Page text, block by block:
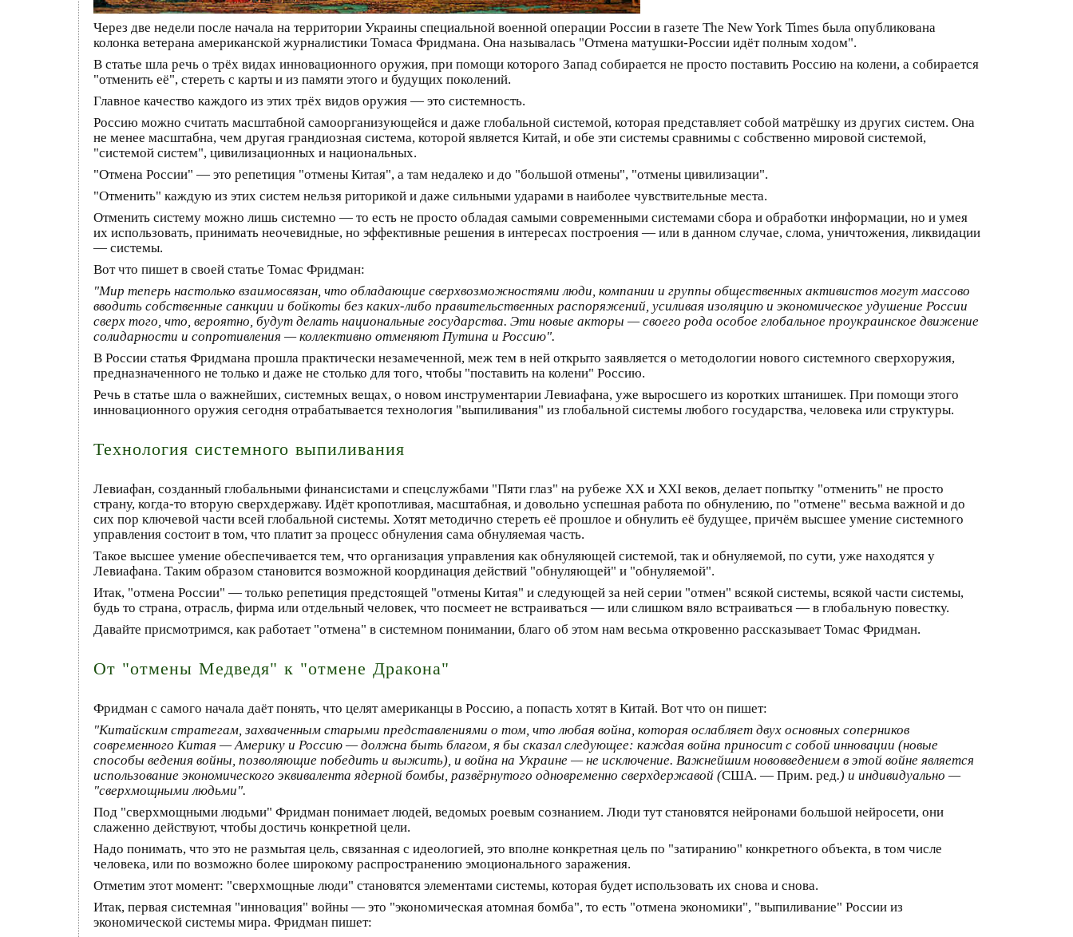
Через две недели после начала на территории Украины специальной военной операции России в газете The New York Times была опубликована
колонка ветерана американской журналистики Томаса Фридмана. Она называлась "Отмена матушки-России идёт полным ходом".
В статье шла речь о трёх видах инновационного оружия, при помощи которого Запад собирается не просто поставить Россию на колени, а собирается
"отменить её", стереть с карты и из памяти этого и будущих поколений.
Главное качество каждого из этих трёх видов оружия — это системность.
Россию можно считать масштабной самоорганизующейся и даже глобальной системой, которая представляет собой матрёшку из других систем. Она
не менее масштабна, чем другая грандиозная система, которой является Китай, и обе эти системы сравнимы с собственно мировой системой,
"системой систем", цивилизационных и национальных.
"Отмена России" — это репетиция "отмены Китая", а там недалеко и до "большой отмены", "отмены цивилизации".
"Отменить" каждую из этих систем нельзя риторикой и даже сильными ударами в наиболее чувствительные места.
Отменить систему можно лишь системно — то есть не просто обладая самыми современными системами сбора и обработки информации, но и умея
их использовать, принимать неочевидные, но эффективные решения в интересах построения — или в данном случае, слома, уничтожения, ликвидации
— системы.
Вот что пишет в своей статье Томас Фридман:
"Мир теперь настолько взаимосвязан, что обладающие сверхвозможностями люди, компании и группы общественных активистов могут массово
вводить собственные санкции и бойкоты без каких-либо правительственных распоряжений, усиливая изоляцию и экономическое удушение России
сверх того, что, вероятно, будут делать национальные государства. Эти новые акторы — своего рода особое глобальное проукраинское движение
солидарности и сопротивления — коллективно отменяют Путина и Россию".
В России статья Фридмана прошла практически незамеченной, меж тем в ней открыто заявляется о методологии нового системного сверхоружия,
предназначенного не только и даже не столько для того, чтобы "поставить на колени" Россию.
Речь в статье шла о важнейших, системных вещах, о новом инструментарии Левиафана, уже выросшего из коротких штанишек. При помощи этого
инновационного оружия сегодня отрабатывается технология "выпиливания" из глобальной системы любого государства, человека или структуры.
Технология системного выпиливания
Левиафан, созданный глобальными финансистами и спецслужбами "Пяти глаз" на рубеже XX и XXI веков, делает попытку "отменить" не просто
страну, когда-то вторую сверхдержаву. Идёт кропотливая, масштабная, и довольно успешная работа по обнулению, по "отмене" весьма важной и до
сих пор ключевой части всей глобальной системы. Хотят методично стереть её прошлое и обнулить её будущее, причём высшее умение системного
управления состоит в том, что платит за процесс обнуления сама обнуляемая часть.
Такое высшее умение обеспечивается тем, что организация управления как обнуляющей системой, так и обнуляемой, по сути, уже находятся у
Левиафана. Таким образом становится возможной координация действий "обнуляющей" и "обнуляемой".
Итак, "отмена России" — только репетиция предстоящей "отмены Китая" и следующей за ней серии "отмен" всякой системы, всякой части системы,
будь то страна, отрасль, фирма или отдельный человек, что посмеет не встраиваться — или слишком вяло встраиваться — в глобальную повестку.
Давайте присмотримся, как работает "отмена" в системном понимании, благо об этом нам весьма откровенно рассказывает Томас Фридман.
От "отмены Медведя" к "отмене Дракона"
Фридман с самого начала даёт понять, что целят американцы в Россию, а попасть хотят в Китай. Вот что он пишет:
"Китайским стратегам, захваченным старыми представлениями о том, что любая война, которая ослабляет двух основных соперников
современного Китая — Америку и Россию — должна быть благом, я бы сказал следующее: каждая война приносит с собой инновации (новые
способы ведения войны, позволяющие победить и выжить), и война на Украине — не исключение. Важнейшим нововведением в этой войне является
использование экономического эквивалента ядерной бомбы, развёрнутого одновременно сверхдержавой (США. — Прим. ред.) и индивидуально —
"сверхмощными людьми".
Под "сверхмощными людьми" Фридман понимает людей, ведомых роевым сознанием. Люди тут становятся нейронами большой нейросети, они
слаженно действуют, чтобы достичь конкретной цели.
Надо понимать, что это не размытая цель, связанная с идеологией, это вполне конкретная цель по "затиранию" конкретного объекта, в том числе
человека, или по возможно более широкому распространению эмоционального заражения.
Отметим этот момент: "сверхмощные люди" становятся элементами системы, которая будет использовать их снова и снова.
Итак, первая системная "инновация" войны — это "экономическая атомная бомба", то есть "отмена экономики", "выпиливание" России из
экономической системы мира. Фридман пишет: